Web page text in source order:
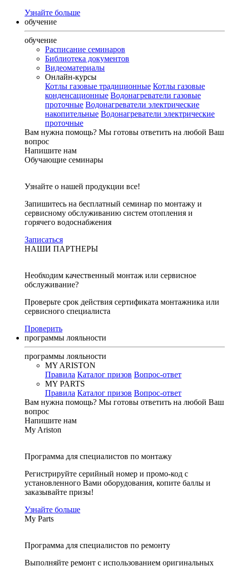
Узнайте больше
обучение
обучение
Расписание семинаров
Библиотека документов
Видеоматериалы
Онлайн-курсы
Котлы газовые традиционные Котлы газовые
конденсационные Водонагреватели газовые
проточные Водонагреватели электрические
накопительные Водонагреватели электрические
проточные
Вам нужна помощь? Мы готовы ответить на любой Ваш
вопрос
Напишите нам
Обучающие семинары
Узнайте о нашей продукции все!
Запишитесь на бесплатный семинар по монтажу и
сервисному обслуживанию систем отопления и
горячего водоснабжения
Записаться
НАШИ ПАРТНЕРЫ
Необходим качественный монтаж или сервисное
обслуживание?
Проверьте срок действия сертификата монтажника или
сервисного специалиста
Проверить
программы лояльности
программы лояльности
MY ARISTON
Правила Каталог призов Вопрос-ответ
MY PARTS
Правила Каталог призов Вопрос-ответ
Вам нужна помощь? Мы готовы ответить на любой Ваш
вопрос
Напишите нам
My Ariston
Программа для специалистов по монтажу
Регистрируйте серийный номер и промо-код с
установленного Вами оборудования, копите баллы и
заказывайте призы!
Узнайте больше
My Parts
Программа для специалистов по ремонту
Выполняйте ремонт с использованием оригинальных